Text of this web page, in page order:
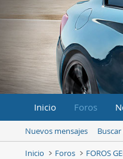
Inicio Foros
Nuevos mensajes
Inicio Foros FOROS